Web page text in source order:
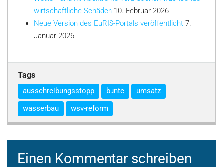
wirtschaftliche Schäden 10. Februar 2026
Neue Version des EuRIS-Portals veröffentlicht 7.
Januar 2026
Tags
ausschreibungsstopp bunte
umsatz
wasserbau
wsv-reform
Einen Kommentar schreiben